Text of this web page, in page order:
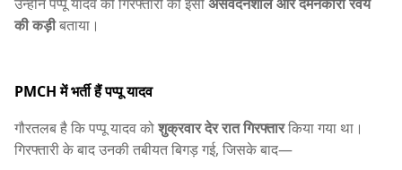
की कड़ीबताया।
PMCH में भर्ती हैं पप्पू यादव
गौरतलब है कि पप्पू यादव कोशुक्रवार देर रात गिरफ्तारकिया गया था।
गिरफ्तारी के बाद उनकी तबीयत बिगड़ गई, जिसके बाद—